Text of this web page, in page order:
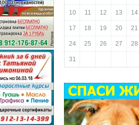
10 11 12 13 14
17 18 19 20 21
24 25 26 27 28
31